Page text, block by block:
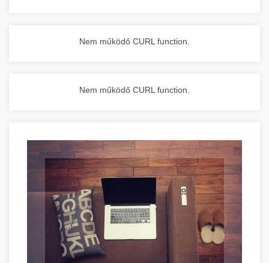
Nem működő CURL function.
Nem működő CURL function.